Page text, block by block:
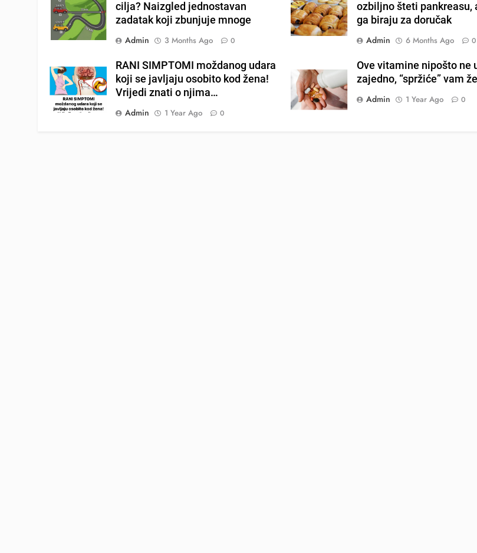
cilja? Naizgled jednostavan
zadatak koji zbunjuje mnoge
Admin
3 Months Ago 0
ozbiljno šteti pankreasu,
ga biraju za doručak
Admin
6 Months Ago 0
RANI SIMPTOMI moždanog udara
koji se javljaju osobito kod žena!
Vrijedi znati o njima…
Admin
1 Year Ago 0
Ove vitamine nipošto ne
zajedno, “spržiće” vam
Admin
1 Year Ago 0